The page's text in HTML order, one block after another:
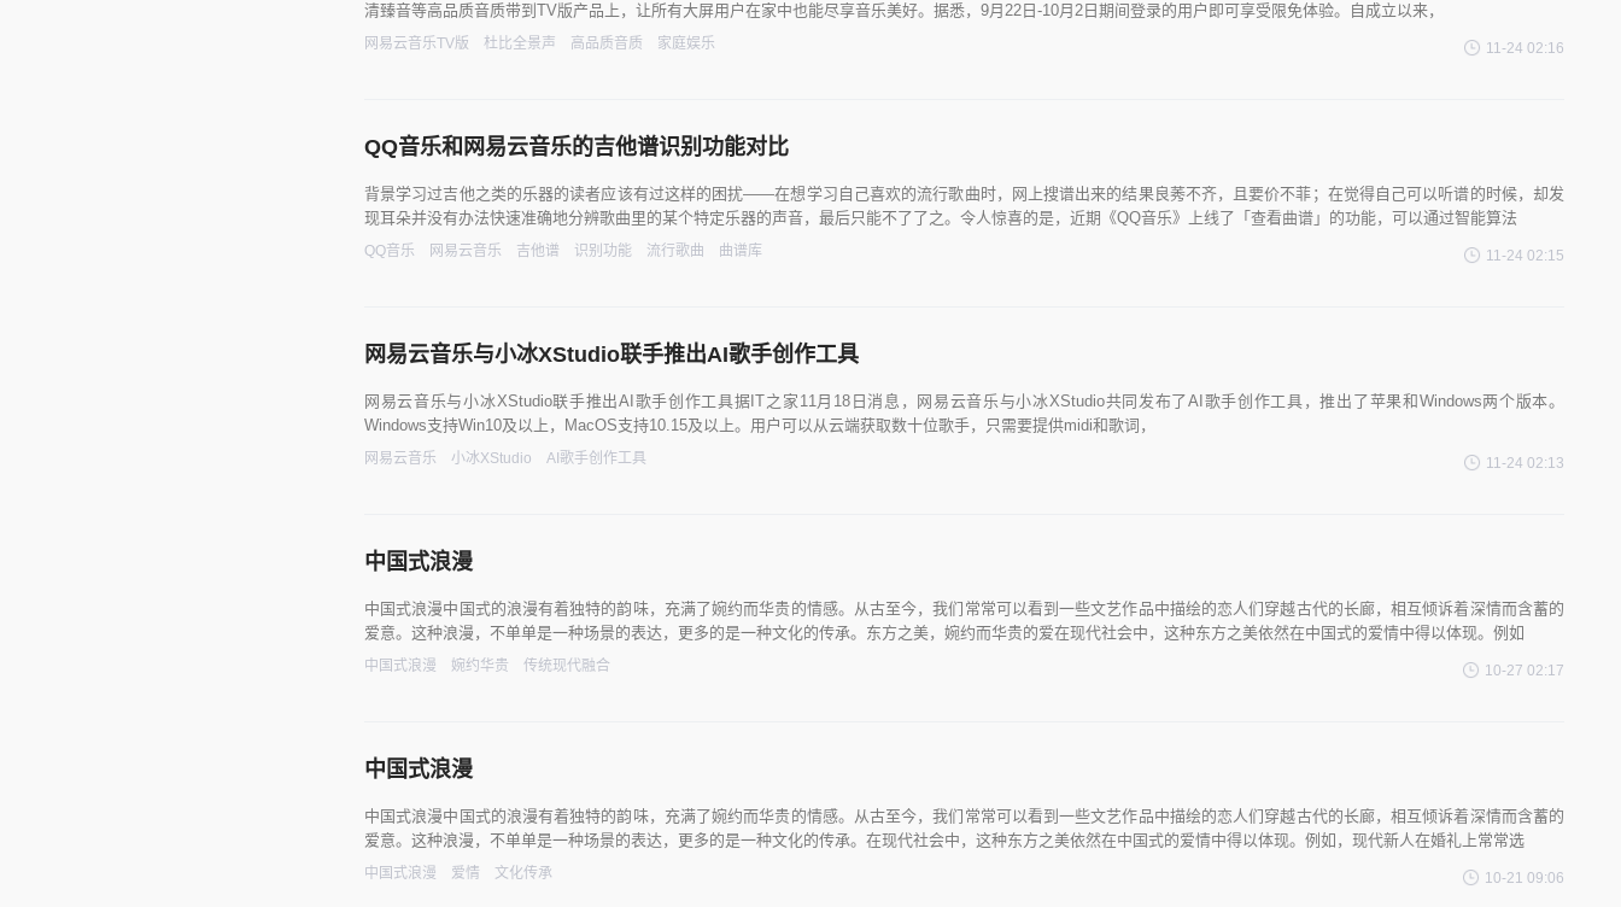
清臻音等高品质音质带到TV版产品上，让所有大屏用户在家中也能尽享音乐美好。据悉，9月22日-10月2日期间登录的用户即可享受限免体验。自成立以来，
网易云音乐TV版 杜比全景声 高品质音质 家庭娱乐 11-24 02:16
QQ音乐和网易云音乐的吉他谱识别功能对比
背景学习过吉他之类的乐器的读者应该有过这样的困扰——在想学习自己喜欢的流行歌曲时，网上搜谱出来的结果良莠不齐，且要价不菲；在觉得自己可以听谱的时候，却发
现耳朵并没有办法快速准确地分辨歌曲里的某个特定乐器的声音，最后只能不了了之。令人惊喜的是，近期《QQ音乐》上线了「查看曲谱」的功能，可以通过智能算法
QQ音乐 网易云音乐 吉他谱 识别功能 流行歌曲 曲谱库 11-24 02:15
网易云音乐与小冰XStudio联手推出AI歌手创作工具
网易云音乐与小冰XStudio联手推出AI歌手创作工具据IT之家11月18日消息，网易云音乐与小冰XStudio共同发布了AI歌手创作工具，推出了苹果和Windows两个版本。
Windows支持Win10及以上，MacOS支持10.15及以上。用户可以从云端获取数十位歌手，只需要提供midi和歌词，
网易云音乐 小冰XStudio AI歌手创作工具 11-24 02:13
中国式浪漫
中国式浪漫中国式的浪漫有着独特的韵味，充满了婉约而华贵的情感。从古至今，我们常常可以看到一些文艺作品中描绘的恋人们穿越古代的长廊，相互倾诉着深情而含蓄的
爱意。这种浪漫，不单单是一种场景的表达，更多的是一种文化的传承。东方之美，婉约而华贵的爱在现代社会中，这种东方之美依然在中国式的爱情中得以体现。例如
中国式浪漫 婉约华贵 传统现代融合 10-27 02:17
中国式浪漫
中国式浪漫中国式的浪漫有着独特的韵味，充满了婉约而华贵的情感。从古至今，我们常常可以看到一些文艺作品中描绘的恋人们穿越古代的长廊，相互倾诉着深情而含蓄的
爱意。这种浪漫，不单单是一种场景的表达，更多的是一种文化的传承。在现代社会中，这种东方之美依然在中国式的爱情中得以体现。例如，现代新人在婚礼上常常选
中国式浪漫 爱情 文化传承 10-21 09:06